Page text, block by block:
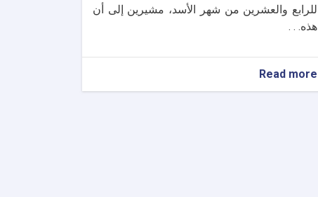
للرابع والعشرين من شهر الأسد، مشيرين إلى أن
هذه. . .
Read more